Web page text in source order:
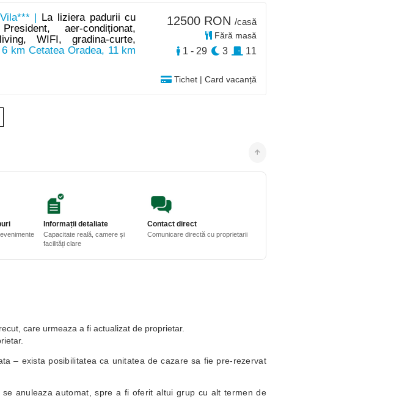
|
La liziera padurii cu
aer-condiționat,
WIFI, gradina-curte,
km Cetatea Oradea, 11 km
Tichet | Card vacanță
12500 RON /casă
Fără masă
1 - 29 3 11
Informații detaliate
Capacitate reală, camere și
facilități clare
Contact direct
Comunicare directă cu proprietarii
care urmeaza a fi actualizat de proprietar.
– exista posibilitatea ca unitatea de cazare sa fie pre-rezervat
anuleaza automat, spre a fi oferit altui grup cu alt termen de